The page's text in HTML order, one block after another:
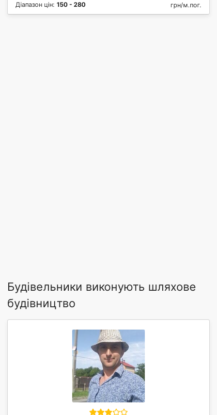
Діапазон цін: 150 - 280 грн/м.пог.
Будівельники виконують шляхове
будівництво